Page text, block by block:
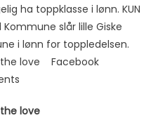
ha toppklasse i lønn. KUN
Kommune slår lille Giske
i lønn for toppledelsen.
the love Facebook
love